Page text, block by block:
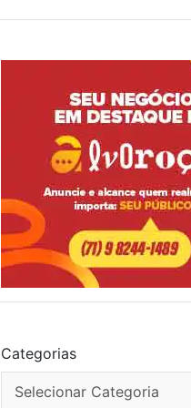
Categorias